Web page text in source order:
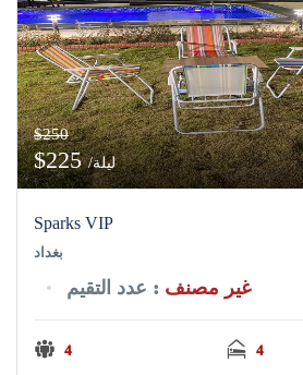
$250
$225 /ليلة
Sparks VIP
بغداد
غير مصنف : عدد التقيم
4 4